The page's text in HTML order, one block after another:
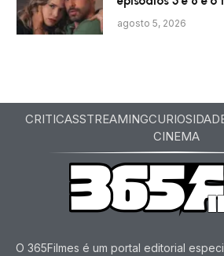
agosto 5, 2026
CRITICASSTREAMING
CINEMA
O 365Filmes é um portal editorial